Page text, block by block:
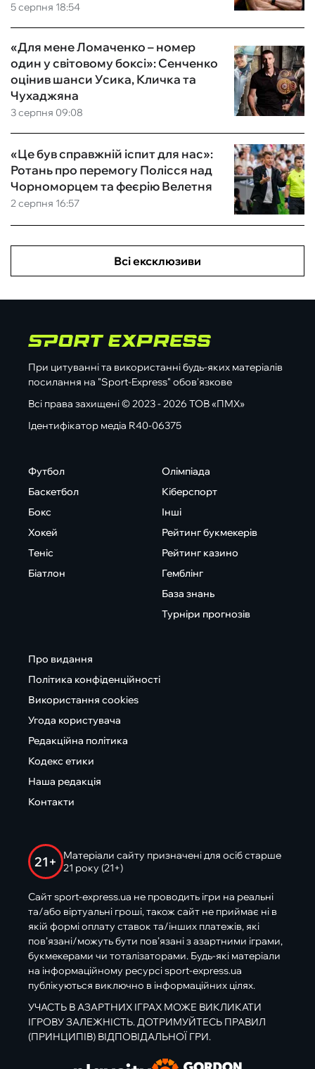
5 серпня 18:54
3 серпня 09:08
«Для мене Ломаченко – номер
один у світовому боксі»: Сенченко
оцінив шанси Усика, Кличка та
Чухаджяна
2 серпня 16:57
«Це був справжній іспит для нас»:
Ротань про перемогу Полісся над
Чорноморцем та феєрію Велетня
Всі ексклюзиви
При цитуванні та використанні будь-яких матеріалів
посилання на "Sport-Express" обов'язкове
Всі права захищені © 2023 - 2026 ТОВ «ПМХ»
Ідентифікатор медіа R40-06375
Футбол
Баскетбол
Бокс
Хокей
Теніс
Біатлон
Олімпіада
Кіберспорт
Інші
Рейтинг букмекерів
Рейтинг казино
Гемблінг
База знань
Турніри прогнозів
Про видання
Політика конфіденційності
Використання cookies
Угода користувача
Редакційна політика
Кодекс етики
Наша редакція
Контакти
21+
Матеріали сайту призначені для осіб старше
21 року (21+)
Сайт sport-express.ua не проводить ігри на реальні
та/або віртуальні гроші, також сайт не приймає ні в
якій формі оплату ставок та/інших платежів, які
пов’язані/можуть бути пов’язані з азартними іграми,
букмекерами чи тоталізаторами. Будь-які матеріали
на інформаційному ресурсі sport-express.ua
публікуються виключно в інформаційних цілях.
УЧАСТЬ В АЗАРТНИХ ІГРАХ МОЖЕ ВИКЛИКАТИ
ІГРОВУ ЗАЛЕЖНІСТЬ. ДОТРИМУЙТЕСЬ ПРАВИЛ
(ПРИНЦИПІВ) ВІДПОВІДАЛЬНОЇ ГРИ.